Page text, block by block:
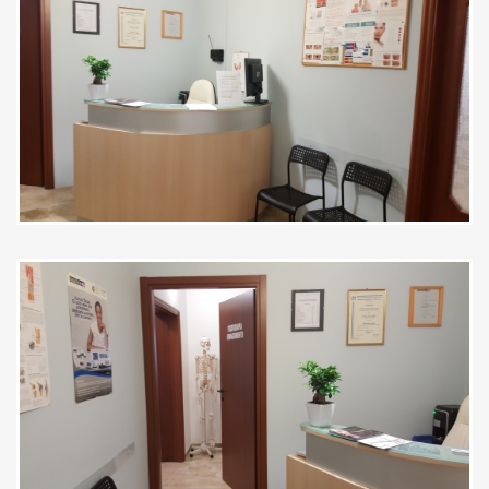
Professionalità, attenzione,
disponibilità e competenza. Lo
Ho portato mia madre per una
visita oculistica e ci siamo trovate